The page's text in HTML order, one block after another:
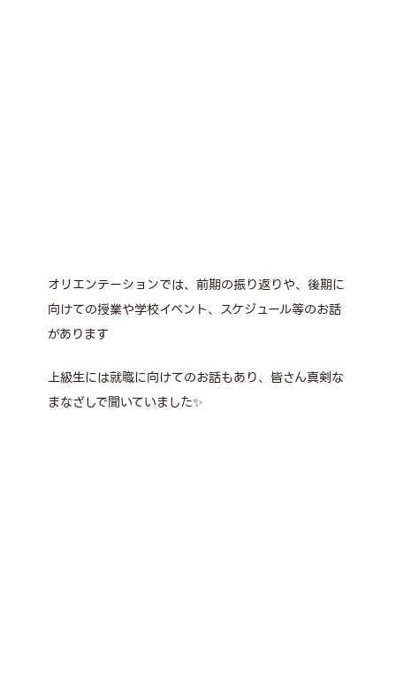
オリエンテーションでは、前期の振り返りや、後期に
向けての授業や学校イベント、スケジュール等のお話
があります
上級生には就職に向けてのお話もあり、皆さん真剣な
まなざしで聞いていました✨